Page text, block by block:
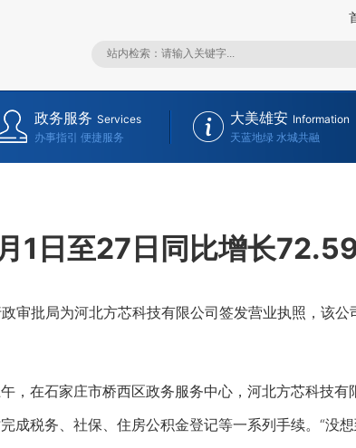
政务服务 Services
办事指引 便捷服务
大美雄安 Information
天蓝地绿 水城共融
1日至27日同比增长
批局为河北方芯科技有限公司签发营业执照，该公
在石家庄市桥西区政务服务中心，河北方芯科技有
成税务、社保、住房公积金登记等一系列手续。“没